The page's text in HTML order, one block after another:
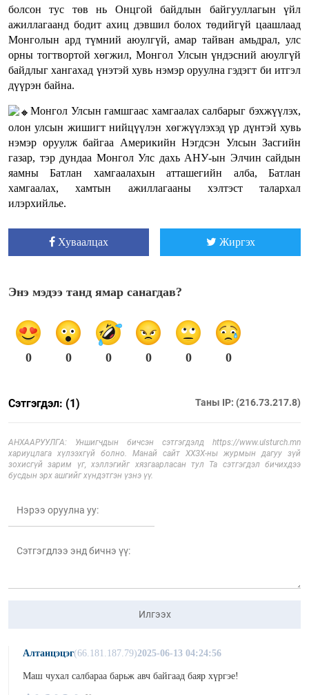
болсон тус төв нь Онцгой байдлын байгууллагын үйл
ажиллагаанд бодит ахиц дэвшил болох төдийгүй цаашлаад
Монголын ард түмний аюулгүй, амар тайван амьдрал, улс
орны тогтвортой хөгжил, Монгол Улсын үндэсний аюулгүй
байдлыг хангахад үнэтэй хувь нэмэр оруулна гэдэгт би итгэл
дүүрэн байна.
Монгол Улсын гамшгаас хамгаалах салбарыг бэхжүүлэх,
олон улсын жишигт нийцүүлэн хөгжүүлэхэд үр дүнтэй хувь
нэмэр оруулж байгаа Америкийн Нэгдсэн Улсын Засгийн
газар, тэр дундаа Монгол Улс дахь АНУ-ын Элчин сайдын
яамны Батлан хамгаалахын атташегийн алба, Батлан
хамгаалах, хамтын ажиллагааны хэлтэст талархал
илэрхийлье.
Хуваалцах Жиргэх
Энэ мэдээ танд ямар санагдав?
0 0 0 0 0 0
Сэтгэгдэл: (1) Таны IP: (216.73.217.8)
АНХААРУУЛГА: Уншигчдын бичсэн сэтгэгдэлд https://www.ulsturch.mn
хариуцлага хүлээхгүй болно. Манай сайт ХХЗХ-ны журмын дагуу зүй
зохисгүй зарим үг, хэллэгийг хязгаарласан тул Та сэтгэгдэл бичихдээ
бусдын эрх ашгийг хүндэтгэн үзнэ үү.
Илгээх
Алтанцэцэг(66.181.187.79)2025-06-13 04:24:56
Маш чухал салбараа барьж авч байгаад баяр хүргэе!